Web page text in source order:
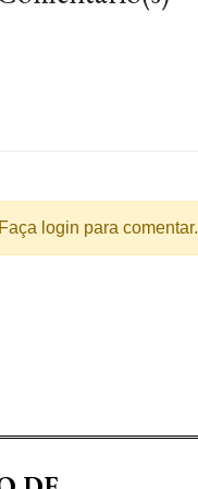
Faça login para comentar.